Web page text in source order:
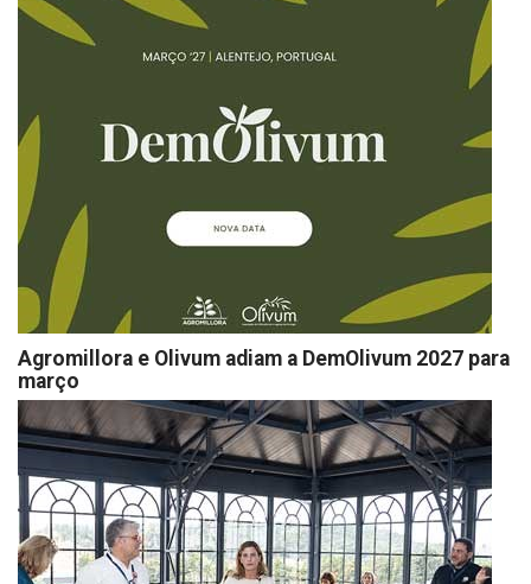
Agromillora e Olivum adiam a DemOlivum 2027 para
março